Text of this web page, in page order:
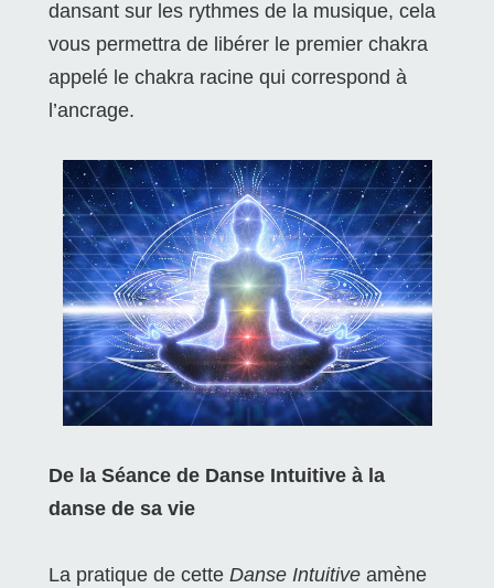
dansant sur les rythmes de la musique, cela
vous permettra de libérer le premier chakra
appelé le chakra racine qui correspond à
l’ancrage.
De la Séance de Danse Intuitive à la
danse de sa vie
La pratique de cette Danse Intuitive amène